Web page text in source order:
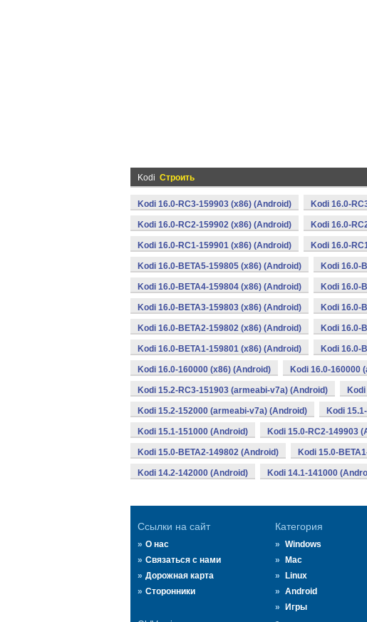
Kodi Строить
Kodi 16.0-RC3-159903 (x86) (Android) Kodi 16.0-
Kodi 16.0-RC2-159902 (x86) (Android) Kodi 16.0-
Kodi 16.0-RC1-159901 (x86) (Android) Kodi 16.0-
Kodi 16.0-BETA5-159805 (x86) (Android) Kodi 16.0-
Kodi 16.0-BETA4-159804 (x86) (Android) Kodi 16.0-
Kodi 16.0-BETA3-159803 (x86) (Android) Kodi 16.0-
Kodi 16.0-BETA2-159802 (x86) (Android) Kodi 16.0-
Kodi 16.0-BETA1-159801 (x86) (Android) Kodi 16.0-
Kodi 16.0-160000 (x86) (Android) Kodi 16.0-160000
Kodi 15.2-RC3-151903 (armeabi-v7a) (Android)
Kodi 15.2-152000 (armeabi-v7a) (Android) Kodi
Kodi 15.1-151000 (Android) Kodi 15.0-RC2-149903
Kodi 15.0-BETA2-149802 (Android) Kodi 15.0-
Kodi 14.2-142000 (Android) Kodi 14.1-141000
Ссылки на сайт
О нас
Связаться с нами
Дорожная карта
Сторонники
Категория
Windows
Mac
Linux
Android
Игры